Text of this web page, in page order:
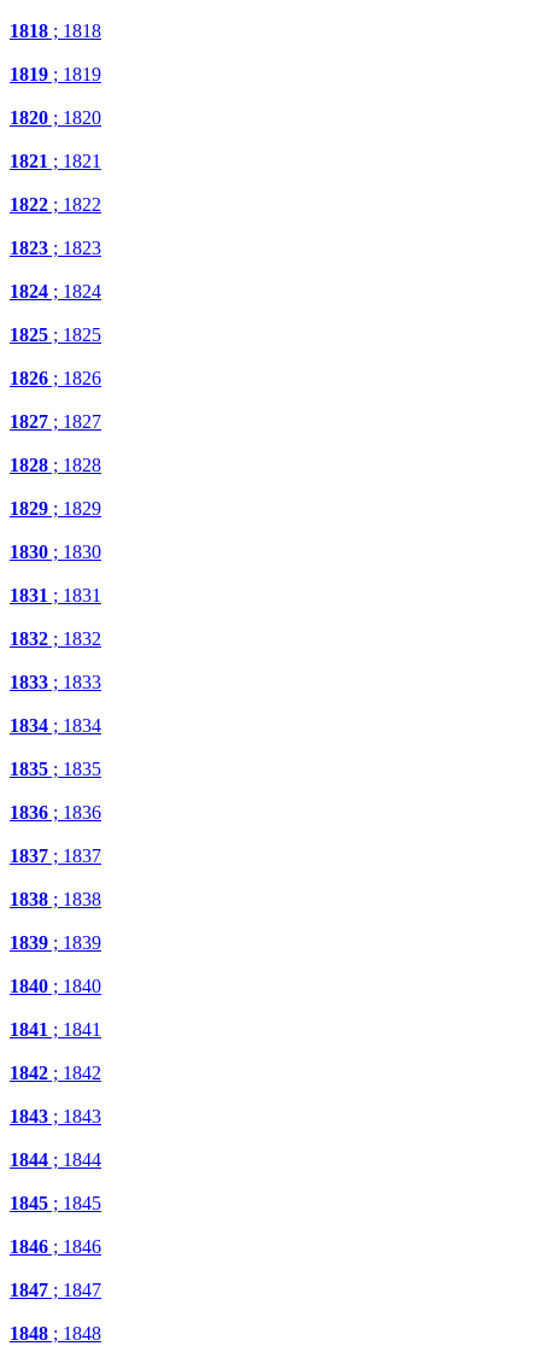
1818 ; 1818
1819 ; 1819
1820 ; 1820
1821 ; 1821
1822 ; 1822
1823 ; 1823
1824 ; 1824
1825 ; 1825
1826 ; 1826
1827 ; 1827
1828 ; 1828
1829 ; 1829
1830 ; 1830
1831 ; 1831
1832 ; 1832
1833 ; 1833
1834 ; 1834
1835 ; 1835
1836 ; 1836
1837 ; 1837
1838 ; 1838
1839 ; 1839
1840 ; 1840
1841 ; 1841
1842 ; 1842
1843 ; 1843
1844 ; 1844
1845 ; 1845
1846 ; 1846
1847 ; 1847
1848 ; 1848